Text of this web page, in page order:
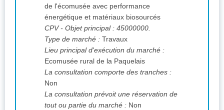
de l'écomusée avec performance
énergétique et matériaux biosourcés
CPV- Objet principal : 45000000.
Type de marché : Travaux
Lieu principal d'exécution du marché :
Ecomusée rural de la Paquelais
La consultation comporte des tranches :
Non
La consultation prévoit une réservation de
tout ou partie du marché : Non